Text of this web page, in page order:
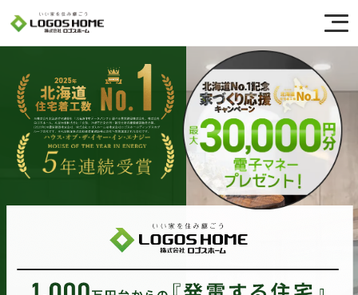
Cookie を使用して、お客様の活動を追跡してもよろしいですか? 当社ではお客様の
プライバシーを極めて重視しています。詳細について、およびご質問がある場合
は、当社のプライバシーポリシーをご覧ください。